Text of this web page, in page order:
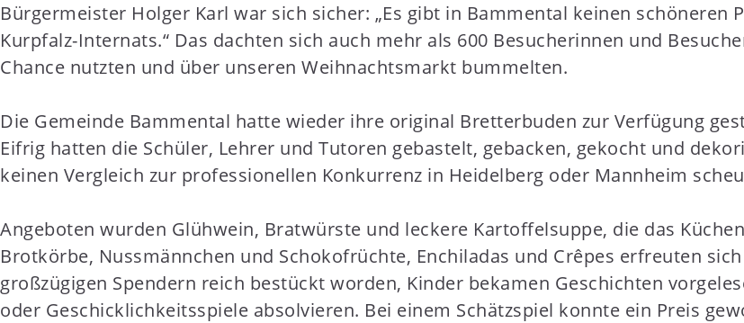
t
e
n
Bürgermeister Holger Karl war sich sicher: „Es gibt in Bammental keinen schöneren
Kurpfalz-Internats.“ Das dachten sich auch mehr als 600 Besucherinnen und
Chance nutzten und über unseren Weihnachtsmarkt bummelten.
Die Gemeinde Bammental hatte wieder ihre original Bretterbuden zur Verfügung
Eifrig hatten die Schüler, Lehrer und Tutoren gebastelt, gebacken, gekocht und
keinen Vergleich zur professionellen Konkurrenz in Heidelberg oder Mannheim
Angeboten wurden Glühwein, Bratwürste und leckere Kartoffelsuppe, die das
Brotkörbe, Nussmännchen und Schokofrüchte, Enchiladas und Crêpes erfreuten
großzügigen Spendern reich bestückt worden, Kinder bekamen Geschichten
oder Geschicklichkeitsspiele absolvieren. Bei einem Schätzspiel konnte ein Preis